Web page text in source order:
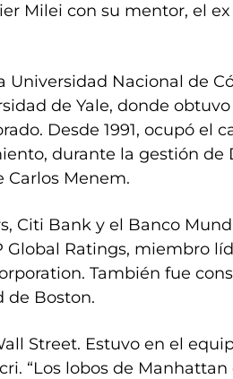
Milei con su mentor, el
Universidad Nacional de
de Yale, donde
Desde 1991, ocupó el
durante la gestión de
Carlos Menem.
Citi Bank y el Banco
Global Ratings, miembro
También fue
de Boston.
Street. Estuvo en el
“Los lobos de